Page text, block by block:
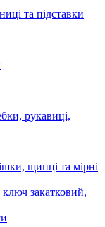
та підставки
рукавиці,
щипці та мірні
закатковий,